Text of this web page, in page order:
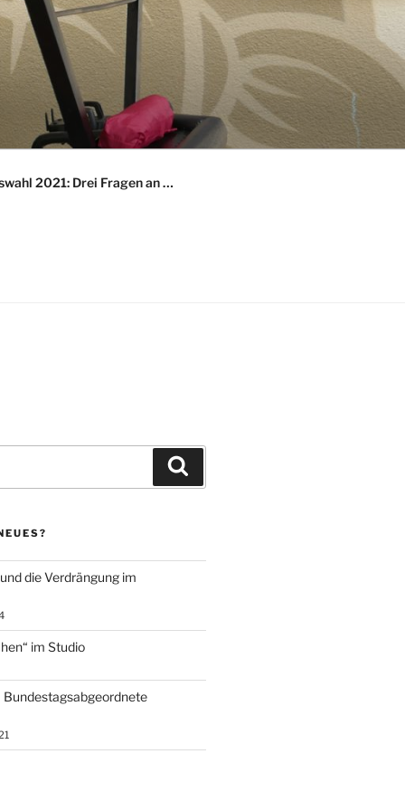
2021: Drei Fragen an …
die Verdrängung im
im Studio
Bundestagsabgeordnete